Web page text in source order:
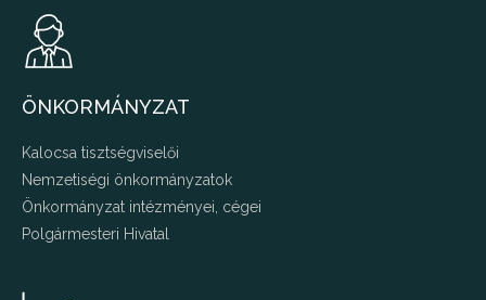
ÖNKORMÁNYZAT
Kalocsa tisztségviselői
Nemzetiségi önkormányzatok
Önkormányzat intézményei, cégei
Polgármesteri Hivatal